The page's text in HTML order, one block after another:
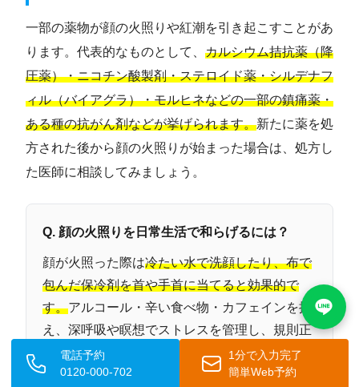
一部の薬物が顔の火照りや紅潮を引き起こすことがあ
ります。代表的なものとして、 カルシウム拮抗薬（降
圧薬）・ニコチン酸製剤・ステロイド薬・シルデナフ
ィル（バイアグラ）・モルヒネなどの一部の鎮痛薬・
ある種の抗がん剤などが挙げられます。新たに薬を処
方された後から顔の火照りが始まった場合は、処方し
た医師に相談してみましょう。
Q. 顔の火照りを日常生活で和らげるには？
顔が火照った際は冷たい水で洗顔したり、布で
包んだ保冷剤を首や手首に当てると効果的で
す。アルコール・辛い食べ物・カフェインを控
え、深呼吸や瞑想でストレスを管理し、規則正
しい睡眠と適度な有酸素運動を習慣化すること
で、自律神経のバランスが整い症状の緩和が期
電話予約
0120-000-702
1分で入力完了
簡単Web予約